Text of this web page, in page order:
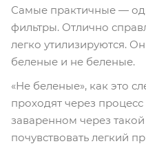
Самые практичные —
фильтры. Отлично
легко утилизируются.
беленые и не беленые.
«Не беленые», как это
проходят через
заваренном через
почувствовать легкий